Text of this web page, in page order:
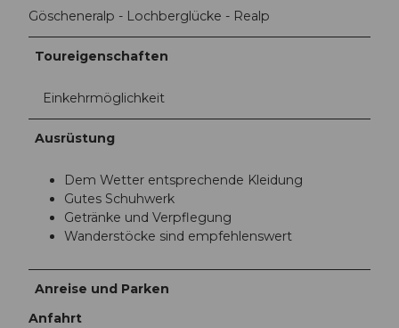
Göscheneralp - Lochberglücke - Realp
Toureigenschaften
Einkehrmöglichkeit
Ausrüstung
Dem Wetter entsprechende Kleidung
Gutes Schuhwerk
Getränke und Verpflegung
Wanderstöcke sind empfehlenswert
Anreise und Parken
Anfahrt